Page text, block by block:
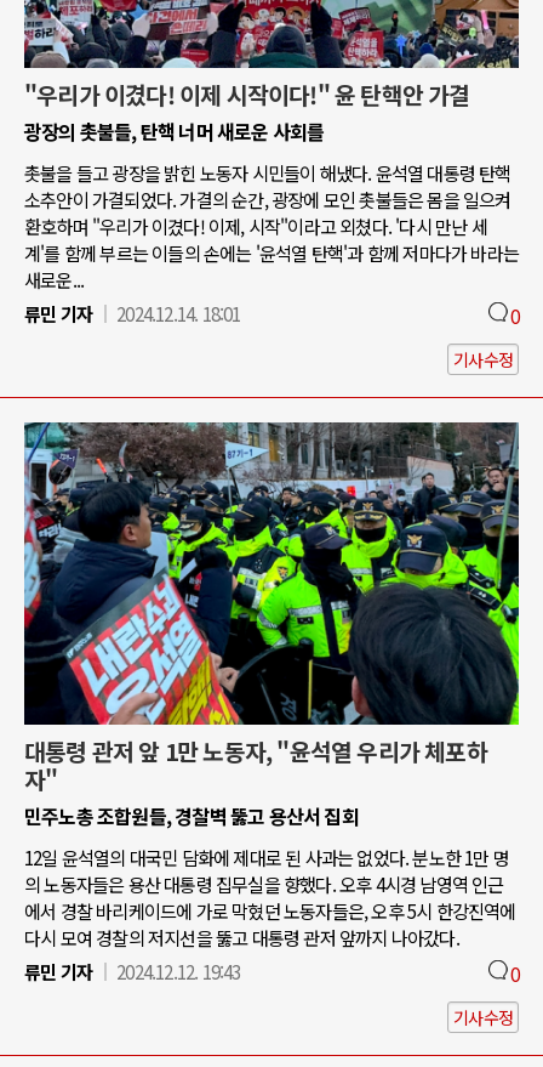
"우리가 이겼다! 이제 시작이다!" 윤 탄핵안 가결
광장의 촛불들, 탄핵 너머 새로운 사회를
촛불을 들고 광장을 밝힌 노동자 시민들이 해냈다. 윤석열 대통령 탄핵
소추안이 가결되었다. 가결의 순간, 광장에 모인 촛불들은 몸을 일으켜
환호하며 "우리가 이겼다! 이제, 시작"이라고 외쳤다. '다시 만난 세
계'를 함께 부르는 이들의 손에는 '윤석열 탄핵'과 함께 저마다가 바라는
새로운...
류민 기자
2024.12.14. 18:01 0
기사수정
대통령 관저 앞 1만 노동자, "윤석열 우리가 체포하
자"
민주노총 조합원들, 경찰벽 뚫고 용산서 집회
12일 윤석열의 대국민 담화에 제대로 된 사과는 없었다. 분노한 1만 명
의 노동자들은 용산 대통령 집무실을 향했다. 오후 4시경 남영역 인근
에서 경찰 바리케이드에 가로 막혔던 노동자들은, 오후 5시 한강진역에
다시 모여 경찰의 저지선을 뚫고 대통령 관저 앞까지 나아갔다.
류민 기자
2024.12.12. 19:43 0
기사수정